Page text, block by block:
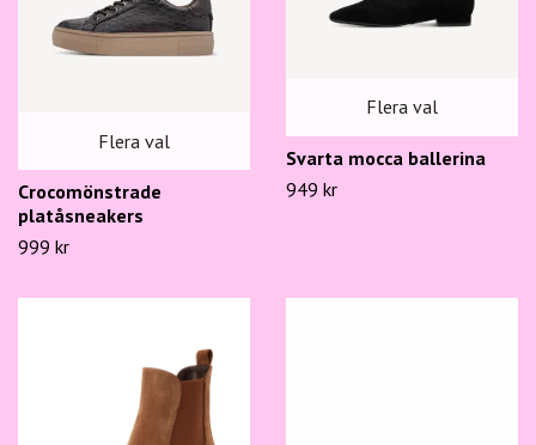
Flera val
Crocomönstrade
platåsneakers
999 kr
Flera val
Svarta mocca ballerina
949 kr